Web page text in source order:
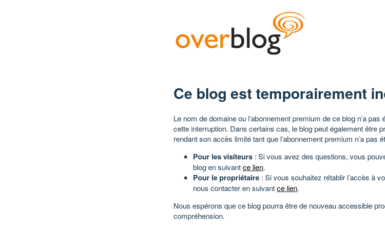
Ce blog est temporairement
Le nom de domaine ou l’abonnement premium de ce blog n’a
cette interruption. Dans certains cas, le blog peut également être
rendant son accès limité tant que l’abonnement premium n’a pas
Pour les visiteurs : Si vous avez des questions, vous
blog en suivantce lien.
Pour le propriétaire : Si vous souhaitez rétablir l’accès à
nous contacter en suivantce lien.
Nous espérons que ce blog pourra être de nouveau accessible
compréhension.